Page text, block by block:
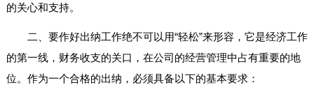
的关心和支持。
二、要作好出纳工作绝不可以用“轻松”来形容，它是经济工作
的第一线，财务收支的关口，在公司的经营管理中占有重要的地
位。作为一个合格的出纳，必须具备以下的基本要求：